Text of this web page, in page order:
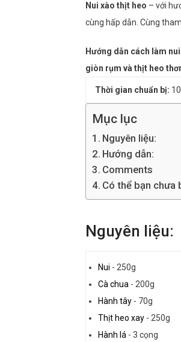
Nui xào thịt heo – với
cùng hấp dẫn. Cùng
Hướng dẫn cách làm
giòn rụm và thịt heo
Thời gian chuẩn bị:
Mục lục
Nguyên liệu:
Hướng dẫn:
Comments
Có thể bạn chưa
Nguyên liệu:
Nui - 250g
Cà chua - 200g
Hành tây - 70g
Thịt heo xay - 250g
Hành lá - 3 cọng